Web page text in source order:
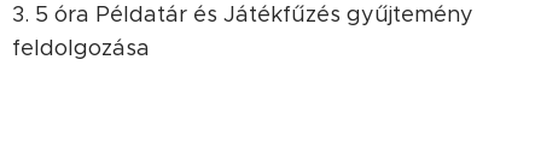
3. 5 óra Példatár és Játékfűzés gyűjtemény
feldolgozása